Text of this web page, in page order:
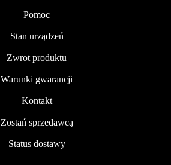
Pomoc
Stan urządzeń
Zwrot produktu
Warunki gwarancji
Kontakt
Zostań sprzedawcą
Status dostawy